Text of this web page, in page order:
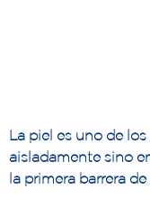
La piel es uno de
aisladamente sino
la primera barrera